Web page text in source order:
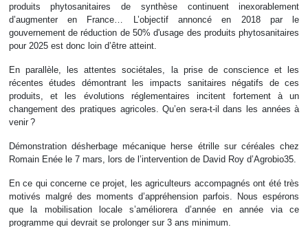
produits phytosanitaires de synthèse continuent inexorablement
d’augmenter en France… L’objectif annoncé en 2018 par le
gouvernement de réduction de 50% d'usage des produits phytosanitaires
pour 2025 est donc loin d’être atteint.
En parallèle, les attentes sociétales, la prise de conscience et les
récentes études démontrant les impacts sanitaires négatifs de ces
produits, et les évolutions réglementaires incitent fortement à un
changement des pratiques agricoles. Qu’en sera-t-il dans les années à
venir ?
Démonstration désherbage mécanique herse étrille sur céréales chez
Romain Enée le 7 mars, lors de l’intervention de David Roy d’Agrobio35.
En ce qui concerne ce projet, les agriculteurs accompagnés ont été très
motivés malgré des moments d’appréhension parfois. Nous espérons
que la mobilisation locale s’améliorera d’année en année via ce
programme qui devrait se prolonger sur 3 ans minimum.